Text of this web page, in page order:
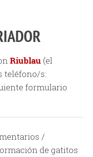
Riublau (el
teléfono/s:
formulario
/
de gatitos